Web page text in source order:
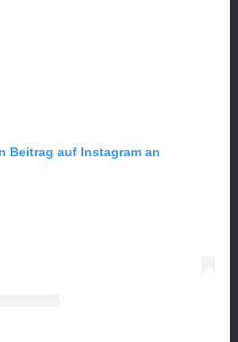
Beitrag auf Instagram an